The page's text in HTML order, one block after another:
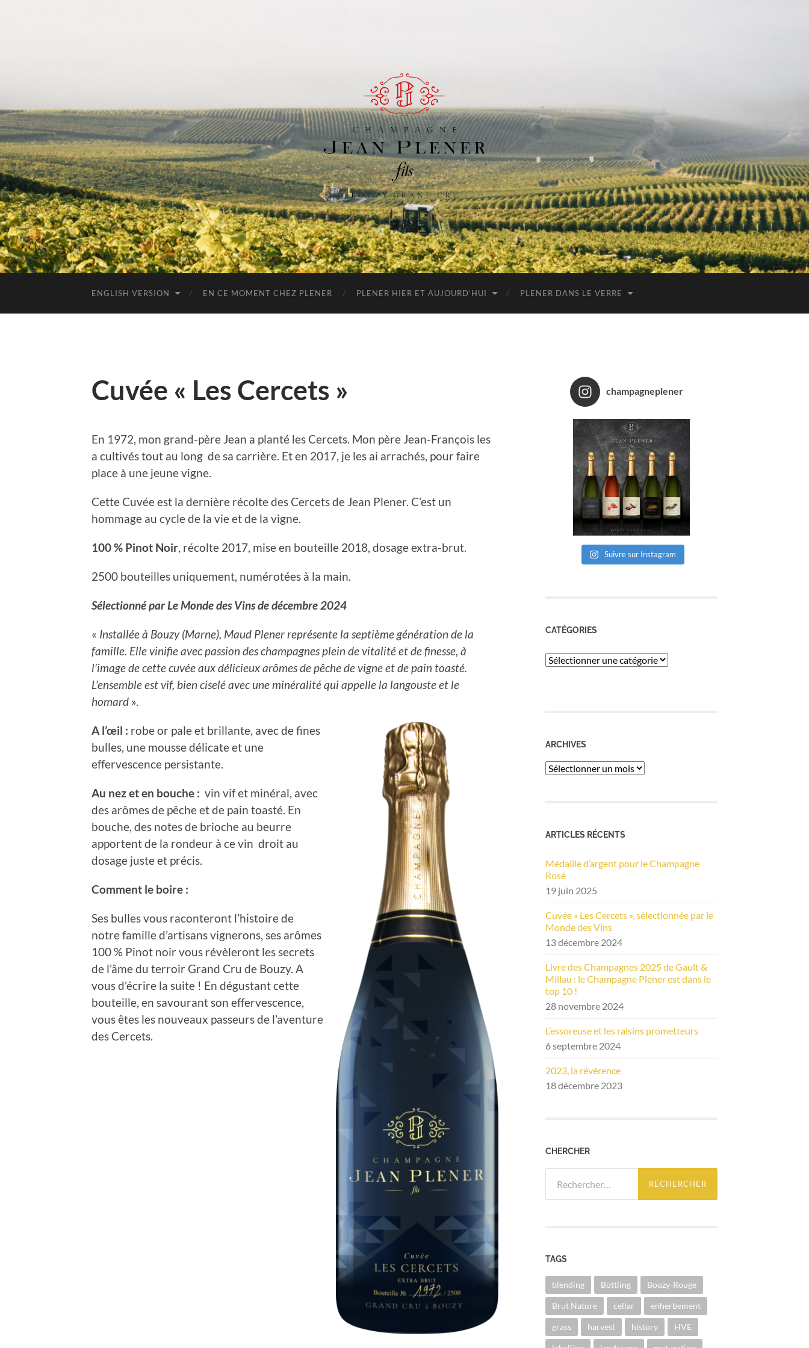
Champagne
Jean
Plener
Fils
ENGLISH VERSION EN CE MOMENT CHEZ PLENER PLENER HIER ET AUJOURD’HUI PLENER DANS LE VERRE
Cuvée « Les Cercets »
En 1972, mon grand-père Jean a planté les Cercets. Mon père Jean-François les
a cultivés tout au long de sa carrière. Et en 2017, je les ai arrachés, pour faire
place à une jeune vigne.
Cette Cuvée est la dernière récolte des Cercets de Jean Plener. C’est un
hommage au cycle de la vie et de la vigne.
100 % Pinot Noir , récolte 2017, mise en bouteille 2018, dosage extra-brut.
2500 bouteilles uniquement, numérotées à la main.
Sélectionné par Le Monde des Vins de décembre 2024
« Installée à Bouzy (Marne), Maud Plener représente la septième génération de la
famille. Elle vinifie avec passion des champagnes plein de vitalité et de finesse, à
l’image de cette cuvée aux délicieux arômes de pêche de vigne et de pain toasté.
L’ensemble est vif, bien ciselé avec une minéralité qui appelle la langouste et le
homard ».
A l’œil : robe or pale et brillante, avec de fines
bulles, une mousse délicate et une
effervescence persistante.
Au nez et en bouche : vin vif et minéral, avec
des arômes de pêche et de pain toasté. En
bouche, des notes de brioche au beurre
apportent de la rondeur à ce vin droit au
dosage juste et précis.
Comment le boire :
Ses bulles vous raconteront l’histoire de
notre famille d’artisans vignerons, ses arômes
100 % Pinot noir vous révèleront les secrets
de l’âme du terroir Grand Cru de Bouzy. A
vous d’écrire la suite ! En dégustant cette
bouteille, en savourant son effervescence,
vous êtes les nouveaux passeurs de l’aventure
des Cercets.
champagneplener
Suivre sur Instagram
CATÉGORIES
Catégories
ARCHIVES
Archives
ARTICLES RÉCENTS
Médaille d’argent pour le Champagne
Rosé
19 juin 2025
Cuvée « Les Cercets », sélectionnée par le
Monde des Vins
13 décembre 2024
Livre des Champagnes 2025 de Gault &
Millau : le Champagne Plener est dans le
top 10 !
28 novembre 2024
L’essoreuse et les raisins prometteurs
6 septembre 2024
2023, la révérence
18 décembre 2023
CHERCHER
TAGS
blending Bottling Bouzy-Rouge
Brut Nature cellar enherbement
grass harvest history HVE